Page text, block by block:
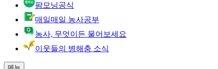
팜모닝공식
매일매일 농사공부
농사, 무엇이든 물어보세요
이웃들의 병해충 소식
메뉴